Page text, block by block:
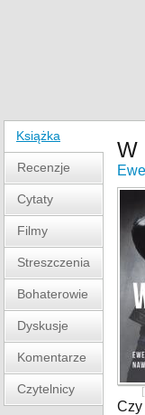
Książka
Recenzje
Cytaty
Filmy
Streszczenia
Bohaterowie
Dyskusje
Komentarze
Czytelnicy
W
[
Czy